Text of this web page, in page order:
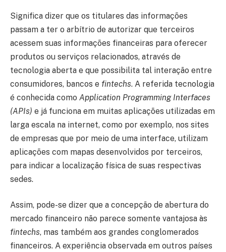
Significa dizer que os titulares das informações
passam a ter o arbítrio de autorizar que terceiros
acessem suas informações financeiras para oferecer
produtos ou serviços relacionados, através de
tecnologia aberta e que possibilita tal interação entre
consumidores, bancos e fintechs. A referida tecnologia
é conhecida como Application Programming Interfaces
(APIs) e já funciona em muitas aplicações utilizadas em
larga escala na internet, como por exemplo, nos sites
de empresas que por meio de uma interface, utilizam
aplicações com mapas desenvolvidos por terceiros,
para indicar a localização física de suas respectivas
sedes.
Assim, pode-se dizer que a concepção de abertura do
mercado financeiro não parece somente vantajosa às
fintechs, mas também aos grandes conglomerados
financeiros. A experiência observada em outros países